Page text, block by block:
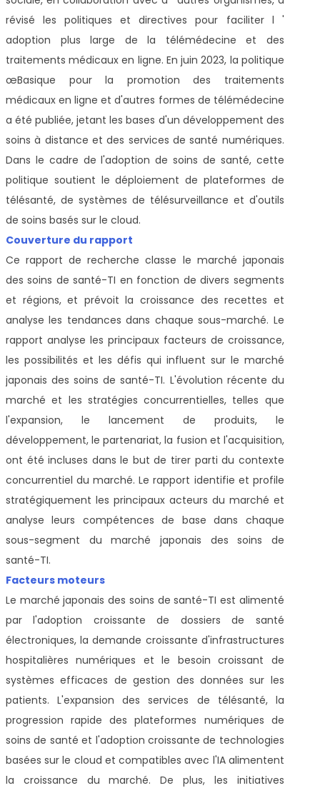
révisé les politiques et directives pour faciliter l '
adoption plus large de la télémédecine et des
traitements médicaux en ligne. En juin 2023, la politique
œBasique pour la promotion des traitements
médicaux en ligne et d'autres formes de télémédecine
a été publiée, jetant les bases d'un développement des
soins à distance et des services de santé numériques.
Dans le cadre de l'adoption de soins de santé, cette
politique soutient le déploiement de plateformes de
télésanté, de systèmes de télésurveillance et d'outils
de soins basés sur le cloud.
Couverture du rapport
Ce rapport de recherche classe le marché japonais
des soins de santé-TI en fonction de divers segments
et régions, et prévoit la croissance des recettes et
analyse les tendances dans chaque sous-marché. Le
rapport analyse les principaux facteurs de croissance,
les possibilités et les défis qui influent sur le marché
japonais des soins de santé-TI. L'évolution récente du
marché et les stratégies concurrentielles, telles que
l'expansion, le lancement de produits, le
développement, le partenariat, la fusion et l'acquisition,
ont été incluses dans le but de tirer parti du contexte
concurrentiel du marché. Le rapport identifie et profile
stratégiquement les principaux acteurs du marché et
analyse leurs compétences de base dans chaque
sous-segment du marché japonais des soins de
santé-TI.
Facteurs moteurs
Le marché japonais des soins de santé-TI est alimenté
par l'adoption croissante de dossiers de santé
électroniques, la demande croissante d'infrastructures
hospitalières numériques et le besoin croissant de
systèmes efficaces de gestion des données sur les
patients. L'expansion des services de télésanté, la
progression rapide des plateformes numériques de
soins de santé et l'adoption croissante de technologies
basées sur le cloud et compatibles avec l'IA alimentent
la croissance du marché. De plus, les initiatives